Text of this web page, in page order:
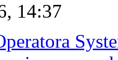
14:37